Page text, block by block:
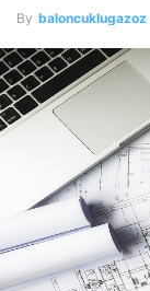
By baloncuklugazoz